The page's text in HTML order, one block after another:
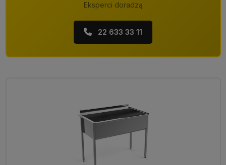
Eksperci doradzą
22 633 33 11